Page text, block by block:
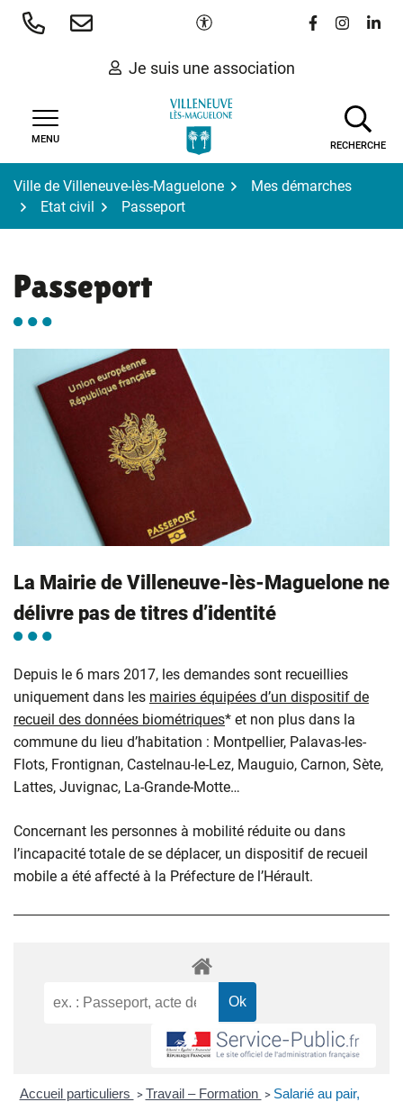
Aller
Paramètres d'accessibilité
Lien vers le
Lien vers
Lien
Je suis une association
MENU
RECHERCHE
Ville de Villeneuve-lès-Maguelone
Mes démarches
Etat civil
Passeport
Passeport
La Mairie de Villeneuve-lès-Maguelone ne
délivre pas de titres d’identité
Depuis le 6 mars 2017, les demandes sont recueillies
uniquement dans les mairies équipées d’un dispositif de
recueil des données biométriques* et non plus dans la
commune du lieu d’habitation : Montpellier, Palavas-les-
Flots, Frontignan, Castelnau-le-Lez, Mauguio, Carnon, Sète,
Lattes, Juvignac, La-Grande-Motte…
Concernant les personnes à mobilité réduite ou dans
l’incapacité totale de se déplacer, un dispositif de recueil
mobile a été affecté à la Préfecture de l’Hérault.
Accueil particuliers > Travail – Formation > Salarié au pair,